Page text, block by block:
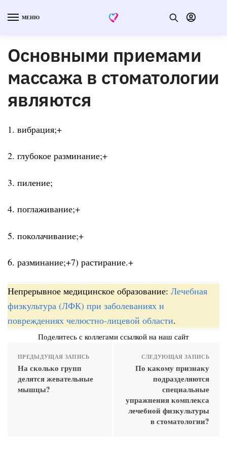
МЕНЮ
Основными приемами
массажа в стоматологии
являются
1. вибрация;+
2. глубокое разминание;+
3. пиление;
4. поглаживание;+
5. поколачивание;+
6. разминание;+7) растирание.+
Непрерывное медицинское образование: Лечебная
физкультура (ЛФК) при заболеваниях и
повреждениях челюстно-лицевой области.
Поделитесь с коллегами ссылкой на наш сайт
ПРЕДЫДУЩАЯ ЗАПИСЬ
На сколько групп
делятся жевательные
мышцы?
СЛЕДУЮЩАЯ ЗАПИСЬ
По какому признаку
подразделяются
специальные
упражнения комплекса
лечебной физкультуры
в стоматологии?